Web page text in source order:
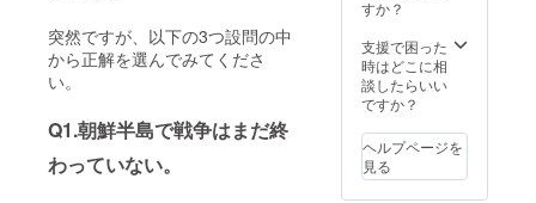
突然ですが、以下の3つ設問の中
から正解を選んでみてくださ
い。
Q1.朝鮮半島で戦争はまだ終
わっていない。
すか？
支援で困った
時はどこに相
談したらいい
ですか？
ヘルプページを
見る